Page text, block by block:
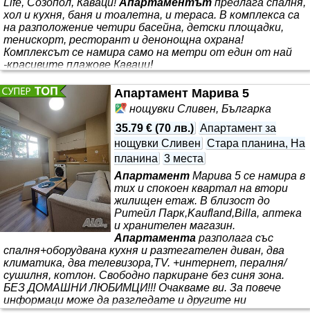
хол и кухня, баня и тоалетна, и тераса. В комплекса са
на разположение четири басейна, детски площадки,
тенискорт, ресторант и денонощна охрана!
Комплексът се намира само на метри от един от най
-красивите плажове Каваци!
Апартамент Марива 5
нощувки Сливен, Българка
35.79 € (70 лв.) Апартамент за
нощувки Сливен Стара планина, На
планина 3 места
Апартамент Марива 5 се намира в
тих и спокоен квартал на втори
жилищен етаж. В близост до
Ритейл Парк,Kaufland,Billa, аптека
и хранителен магазин.
Апартамента разполага със
спалня+оборудвана кухня и разтегателен диван, два
климатика, два телевизора,TV. +интернет, пералня/
сушилня, котлон. Свободно паркиране без синя зона.
БЕЗ ДОМАШНИ ЛЮБИМЦИ!!! Очакваме ви. За повече
информаци може да разгледате и другите ни
апартаментии студиа.